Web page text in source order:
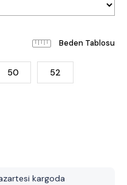
Beden Tablosu
50 52
kargoda